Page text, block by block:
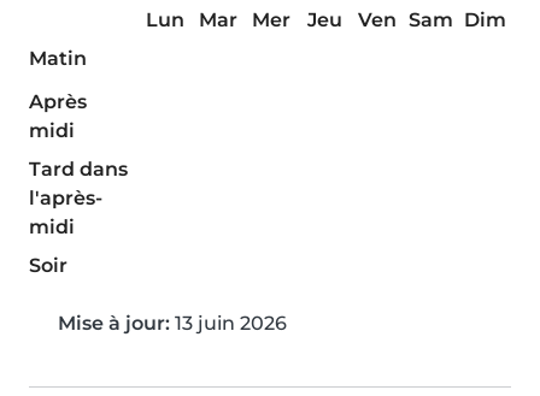
Lun Mar Mer Jeu Ven Sam Dim
Matin
Après
midi
Tard dans
l'après-
midi
Soir
Mise à jour: 13 juin 2026